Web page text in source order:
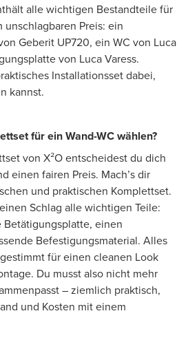
alle wichtigen Bestandteile für
unschlagbaren Preis: ein
Geberit UP720, ein WC von Luca
von Luca Varess.
Installationsset dabei,
kannst.
für ein Wand-WC wählen?
von X²O entscheidest du dich
einen fairen Preis. Mach’s dir
und praktischen Komplettset.
Schlag alle wichtigen Teile:
Betätigungsplatte, einen
Befestigungsmaterial. Alles
für einen cleanen Look
Du musst also nicht mehr
– ziemlich praktisch,
und Kosten mit einem